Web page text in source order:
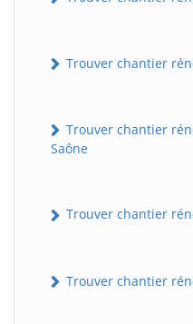
Trouver chantier
Trouver chantier
Saône
Trouver chantier
Trouver chantier